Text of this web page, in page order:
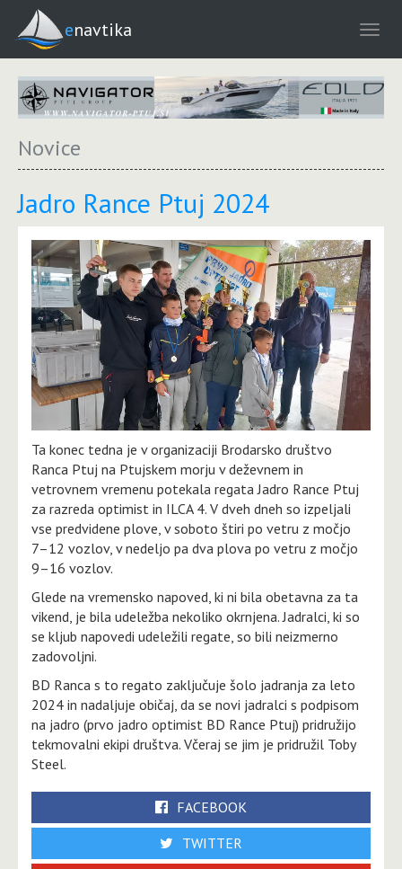
enavtika
Novice
Jadro Rance Ptuj 2024
Ta konec tedna je v organizaciji Brodarsko društvo
Ranca Ptuj na Ptujskem morju v deževnem in
vetrovnem vremenu potekala regata Jadro Rance Ptuj
za razreda optimist in ILCA 4. V dveh dneh so izpeljali
vse predvidene plove, v soboto štiri po vetru z močjo
7–12 vozlov, v nedeljo pa dva plova po vetru z močjo
9–16 vozlov.
Glede na vremensko napoved, ki ni bila obetavna za ta
vikend, je bila udeležba nekoliko okrnjena. Jadralci, ki so
se kljub napovedi udeležili regate, so bili neizmerno
zadovoljni.
BD Ranca s to regato zaključuje šolo jadranja za leto
2024 in nadaljuje običaj, da se novi jadralci s podpisom
na jadro (prvo jadro optimist BD Rance Ptuj) pridružijo
tekmovalni ekipi društva. Včeraj se jim je pridružil Toby
Steel.
FACEBOOK
TWITTER